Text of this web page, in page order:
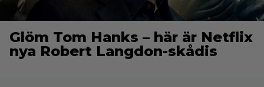
Glöm Tom Hanks – här är Netflix
nya Robert Langdon-skådis